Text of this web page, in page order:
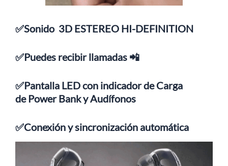
✅Sonido 3D ESTEREO HI-DEFINITION
✅Puedes recibir llamadas 📲
✅Pantalla LED con indicador de Carga
de Power Bank y Audífonos
✅Conexión y sincronización automática